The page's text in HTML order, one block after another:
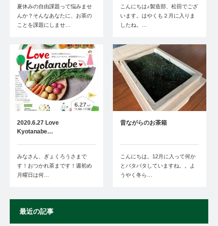
夏休みの自由課題って悩みませ
んか？そんなあなたに、お茶の
ことを課題にしませ…
こんにちは♪製造部、松田でござ
います。はやくも２月に入りま
したね。…
2020.6.27 Love
Kyotanabe…
みなさん、ぎょくろうさまで
す！おつかれ茶まです！週初め
月曜日は何…
昔ながらのお茶箱
こんにちは。12月に入って何か
とバタバタしていますね。。よ
うやく冬ら…
最近の記事